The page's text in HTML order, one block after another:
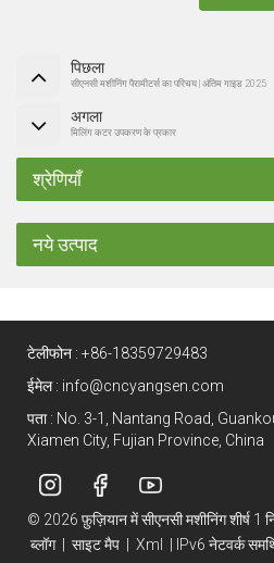
पिछला
सीएनसी मशीनिंग पैरामीटर्स का परिचय | अंतिम गाइड 2025
अगला
मिलिंग कटर उपकरण के प्रकार
श्रेणियाँ
नये उत्पाद
टेलीफोन : +86-18359729483
ईमेल : info@cncyangsen.com
पता : No. 3-1, Nantang Road,
Xiamen City, Fujian Province, China
© 2026 फ़ुज़ियान में सीएनसी मशीनिंग शीर्ष 1
ब्लॉग
साइट मैप Xml IPv6 नेटवर्क